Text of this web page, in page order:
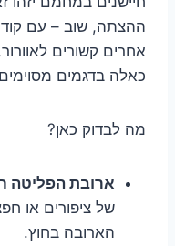
כאלה בדגמים
מה לבדוק כאן?
ארובת הפליטה
של ציפורים או
הארובה בחוץ.